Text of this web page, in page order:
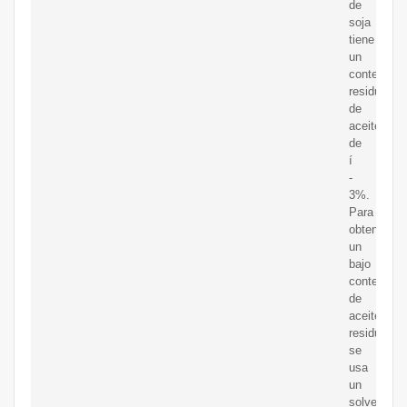
de
soja
tiene
un
contenido
residual
de
aceite
de
í
-
3%.
Para
obtener
un
bajo
contenido
de
aceite
residual,
se
usa
un
solvente